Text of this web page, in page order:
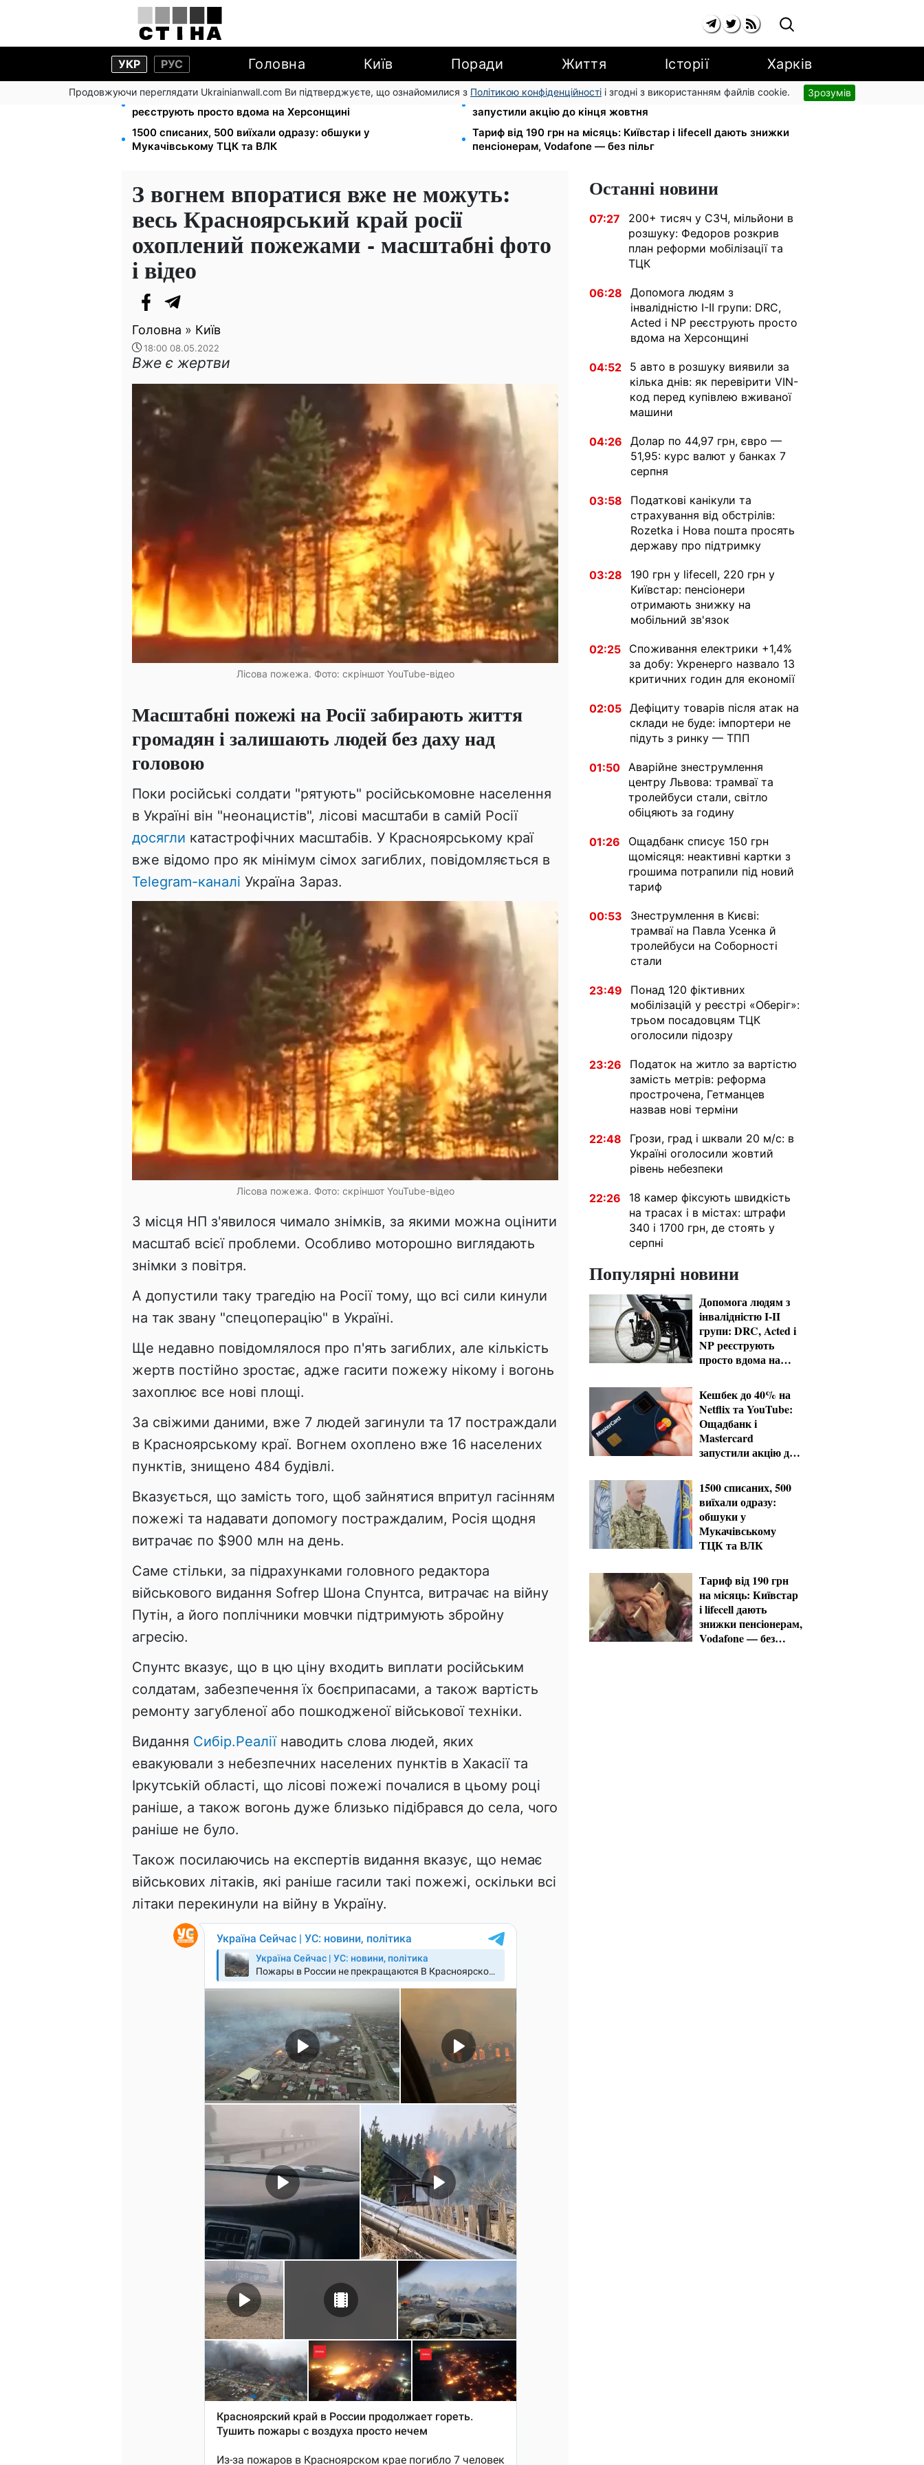
УКР РУС Головна Київ Поради Життя Історії Харків
Продовжуючи переглядати Ukrainianwall.com Ви підтверджуєте, що ознайомилися з Політикою конфіденційності і згодні з використанням файлів cookie. Зрозумів
Допомога людям з інвалідністю I-II групи: DRC, Acted і NP
реєструють просто вдома на Херсонщині
Кешбек до 40% на Netflix та YouTube: Ощадбанк і Mastercard
запустили акцію до кінця жовтня
1500 списаних, 500 виїхали одразу: обшуки у
Мукачівському ТЦК та ВЛК
Тариф від 190 грн на місяць: Київстар і lifecell дають знижки
пенсіонерам, Vodafone — без пільг
З вогнем впоратися вже не можуть:
весь Красноярський край росії
охоплений пожежами - масштабні фото
і відео
Головна » Київ
18:00 08.05.2022
Вже є жертви
Лісова пожежа. Фото: скріншот YouTube-відео
Масштабні пожежі на Росії забирають життя
громадян і залишають людей без даху над
головою
Поки російські солдати "рятують" російськомовне населення
в Україні він "неонацистів", лісові масштаби в самій Росії
досягли катастрофічних масштабів. У Красноярському краї
вже відомо про як мінімум сімох загиблих, повідомляється в
Telegram-каналі Україна Зараз.
Лісова пожежа. Фото: скріншот YouTube-відео
З місця НП з'явилося чимало знімків, за якими можна оцінити
масштаб всієї проблеми. Особливо моторошно виглядають
знімки з повітря.
А допустили таку трагедію на Росії тому, що всі сили кинули
на так звану "спецоперацію" в Україні.
Ще недавно повідомлялося про п'ять загиблих, але кількість
жертв постійно зростає, адже гасити пожежу нікому і вогонь
захоплює все нові площі.
За свіжими даними, вже 7 людей загинули та 17 постраждали
в Красноярському краї. Вогнем охоплено вже 16 населених
пунктів, знищено 484 будівлі.
Вказується, що замість того, щоб зайнятися впритул гасінням
пожежі та надавати допомогу постраждалим, Росія щодня
витрачає по $900 млн на день.
Саме стільки, за підрахунками головного редактора
військового видання Sofrep Шона Спунтса, витрачає на війну
Путін, а його поплічники мовчки підтримують збройну
агресію.
Спунтс вказує, що в цю ціну входить виплати російським
солдатам, забезпечення їх боєприпасами, а також вартість
ремонту загубленої або пошкодженої військової техніки.
Видання Сибір.Реаліїнаводить слова людей, яких
евакуювали з небезпечних населених пунктів в Хакасії та
Іркутській області, що лісові пожежі почалися в цьому році
раніше, а також вогонь дуже близько підібрався до села, чого
раніше не було.
Також посилаючись на експертів видання вказує, що немає
військових літаків, які раніше гасили такі пожежі, оскільки всі
літаки перекинули на війну в Україну.
Останні новини
07:27
200+ тисяч у СЗЧ, мільйони в
розшуку: Федоров розкрив
план реформи мобілізації та
ТЦК
06:28
Допомога людям з
інвалідністю I-II групи: DRC,
Acted і NP реєструють просто
вдома на Херсонщині
04:52
5 авто в розшуку виявили за
кілька днів: як перевірити VIN-
код перед купівлею вживаної
машини
04:26
Долар по 44,97 грн, євро —
51,95: курс валют у банках 7
серпня
03:58
Податкові канікули та
страхування від обстрілів:
Rozetka і Нова пошта просять
державу про підтримку
03:28
190 грн у lifecell, 220 грн у
Київстар: пенсіонери
отримають знижку на
мобільний зв'язок
02:25
Споживання електрики +1,4%
за добу: Укренерго назвало 13
критичних годин для економії
02:05 Дефіциту товарів після атак на
склади не буде: імпортери не
підуть з ринку — ТПП
01:50 Аварійне знеструмлення
центру Львова: трамваї та
тролейбуси стали, світло
обіцяють за годину
01:26
Ощадбанк списує 150 грн
щомісяця: неактивні картки з
грошима потрапили під новий
тариф
00:53
Знеструмлення в Києві:
трамваї на Павла Усенка й
тролейбуси на Соборності
стали
23:49
Понад 120 фіктивних
мобілізацій у реєстрі «Оберіг»:
трьом посадовцям ТЦК
оголосили підозру
23:26
Податок на житло за вартістю
замість метрів: реформа
прострочена, Гетманцев
назвав нові терміни
22:48
Грози, град і шквали 20 м/с: в
Україні оголосили жовтий
рівень небезпеки
22:26
18 камер фіксують швидкість
на трасах і в містах: штрафи
340 і 1700 грн, де стоять у
серпні
Популярні новини
Допомога людям з
інвалідністю I-II
групи: DRC, Acted і
NP реєструють
просто вдома на
Кешбек до 40% на
Netflix та YouTube:
Ощадбанк і
Mastercard
запустили акцію до
1500 списаних, 500
виїхали одразу:
обшуки у
Мукачівському
ТЦК та ВЛК
Тариф від 190 грн
на місяць: Київстар
і lifecell дають
знижки пенсіонерам,
Vodafone — без